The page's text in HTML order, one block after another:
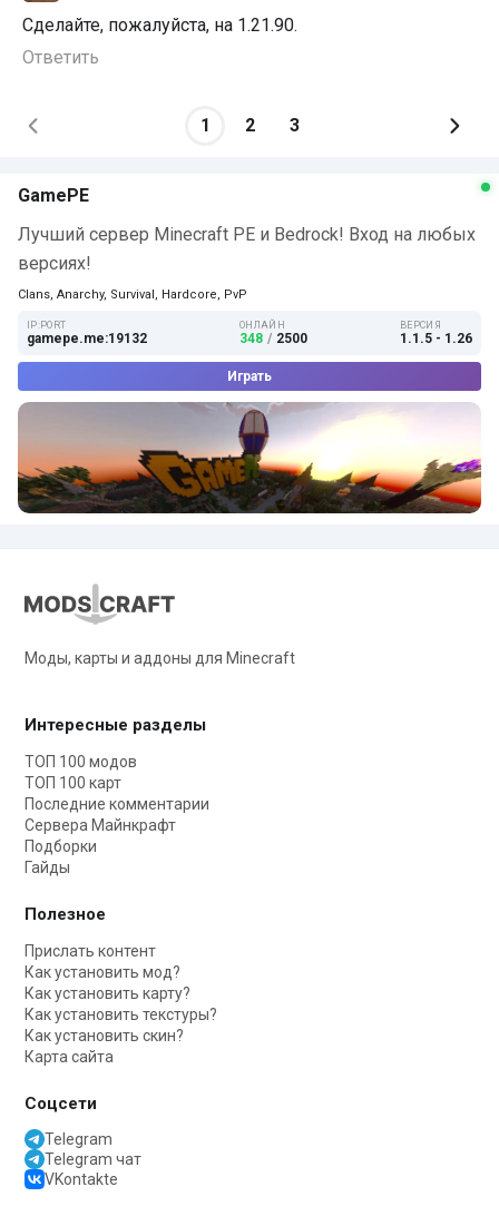
Сделайте, пожалуйста, на 1.21.90.
Ответить
1 2 3
GamePE
Лучший сервер Minecraft PE и Bedrock! Вход на любых
версиях!
Clans, Anarchy, Survival, Hardcore, PvP
IP:PORT
gamepe.me:19132
ОНЛАЙН
348 / 2500
ВЕРСИЯ
1.1.5 - 1.26
Играть
Моды, карты и аддоны для Minecraft
Интересные разделы
ТОП 100 модов
ТОП 100 карт
Последние комментарии
Сервера Майнкрафт
Подборки
Гайды
Полезное
Прислать контент
Как установить мод?
Как установить карту?
Как установить текстуры?
Как установить скин?
Карта сайта
Соцсети
Telegram
Telegram чат
VKontakte